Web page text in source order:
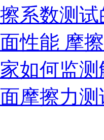
系数测
性能 摩
如何监
摩擦力